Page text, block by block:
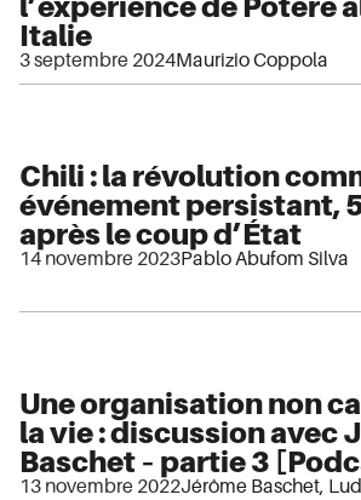
l’expérience de Potere
Italie
3 septembre 2024Maurizio Coppola
Chili : la révolution
événement persistant,
après le coup d’État
14 novembre 2023Pablo Abufom Silva
Une organisation non
la vie : discussion avec
Baschet – partie 3
13 novembre 2022Jérôme Baschet,